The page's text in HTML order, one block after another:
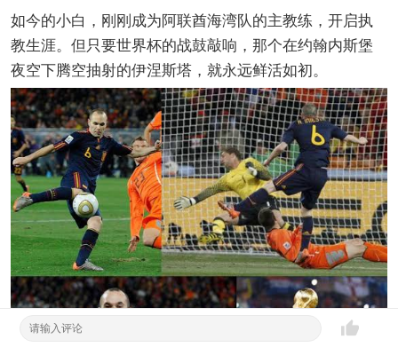
如今的小白，刚刚成为阿联酋海湾队的主教练，开启执
教生涯。但只要世界杯的战鼓敲响，那个在约翰内斯堡
夜空下腾空抽射的伊涅斯塔，就永远鲜活如初。